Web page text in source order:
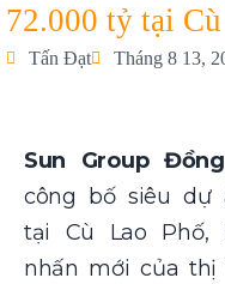
72.000 tỷ tại
Tấn Đạt Tháng 8 13,
Sun Group
công bố siêu dự
tại Cù Lao Phố,
nhấn mới của thị